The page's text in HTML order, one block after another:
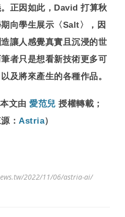
正因如此，David 打算秋
向學生展示〈Salt〉，因
讓人感覺真實且沉浸的世
者只是想看新技術更多可
及將來產生的各種作品。
本文由愛范兒 授權轉載；
： Astria）
2022/11/06/astria-ai/